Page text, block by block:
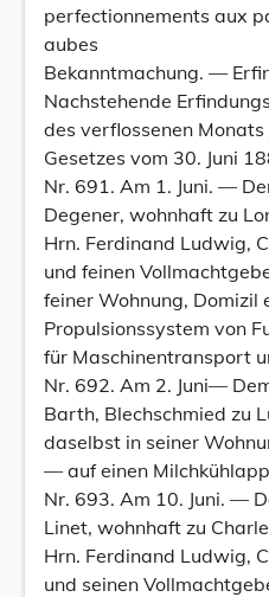
perfectionnements aux
aubes
Bekanntmachung. —
Nachstehende
des verflossenen Monats
Gesetzes vom 30. Juni
Nr. 691. Am 1. Juni. —
Degener, wohnhaft zu
Hrn. Ferdinand Ludwig,
und feinen
feiner Wohnung,
Propulsionssystem von
für Maschinentransport
Nr. 692. Am 2. Juni—
Barth, Blechschmied zu
daselbst in seiner
— auf einen
Nr. 693. Am 10. Juni. —
Linet, wohnhaft zu
Hrn. Ferdinand Ludwig,
und seinen